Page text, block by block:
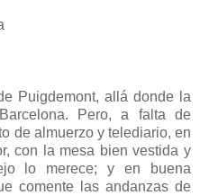
Puigdemont, allá donde la
Pero, a falta de
de almuerzo y telediario, en
con la mesa bien vestida y
lo merece; y en buena
comente las andanzas de